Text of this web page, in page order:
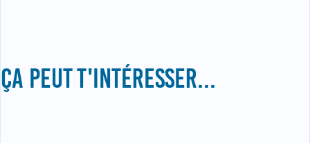
ÇA PEUT T'INTÉRESSER...